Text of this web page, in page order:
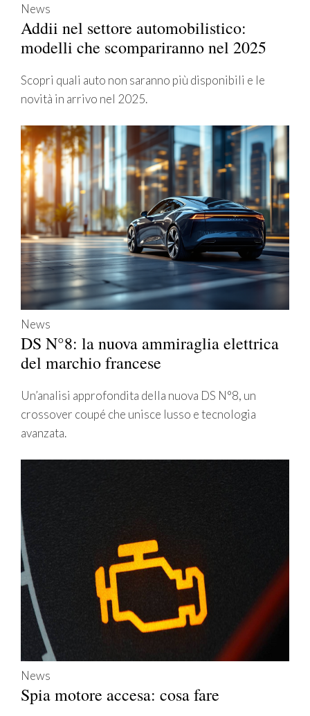
News
Addii nel settore automobilistico:
modelli che scompariranno nel 2025
Scopri quali auto non saranno più disponibili e le
novità in arrivo nel 2025.
News
DS N°8: la nuova ammiraglia elettrica
del marchio francese
Un’analisi approfondita della nuova DS N°8, un
crossover coupé che unisce lusso e tecnologia
avanzata.
News
Spia motore accesa: cosa fare